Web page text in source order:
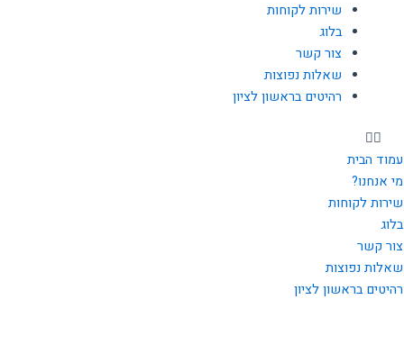
שירות לקוחות
בלוג
צור קשר
שאלות נפוצות
רהיטים בראשון לציון
עמוד הבית
מי אנחנו?
שירות לקוחות
בלוג
צור קשר
שאלות נפוצות
רהיטים בראשון לציון